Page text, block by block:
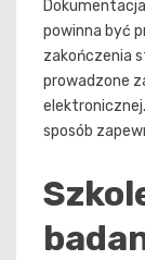
powinna być
zakończenia
prowadzone
sposób